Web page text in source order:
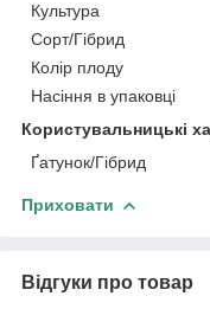
Культура
Сорт/Гібрид
Колір плоду
Насіння в упаковці
Користувальницькі
Ґатунок/Гібрид
Приховати
Відгуки про товар